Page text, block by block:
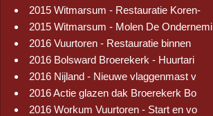
2015 Witmarsum - Restauratie Koren-
2015 Witmarsum - Molen De Ondernemi
2016 Vuurtoren - Restauratie binnen
2016 Bolsward Broerekerk - Huurtari
2016 Nijland - Nieuwe vlaggenmast v
2016 Actie glazen dak Broerekerk Bo
2016 Workum Vuurtoren - Start en vo